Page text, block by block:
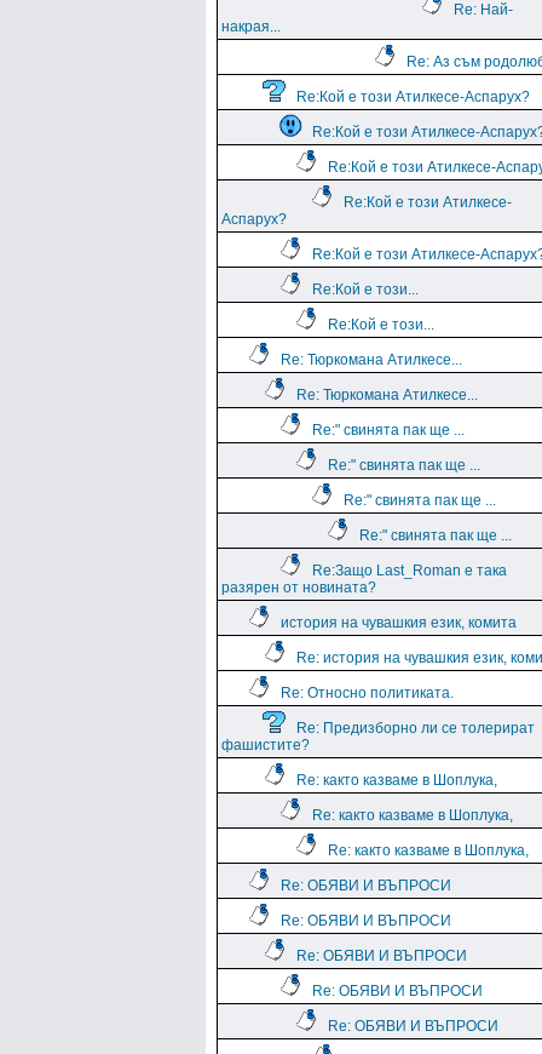
Re: Най-
накрая...
Re: Аз съм
Re:Кой е този Атилкесе-Аспарух?
Re:Кой е този Атилкесе-
Re:Кой е този Атилкесе-
Re:Кой е този Атилкесе-
Аспарух?
Re:Кой е този Атилкесе-
Re:Кой е този...
Re:Кой е този...
Re: Тюркомана Атилкесе...
Re: Тюркомана Атилкесе...
Re:" свинята пак ще ...
Re:" свинята пак ще ...
Re:" свинята пак ще ...
Re:" свинята пак ще ...
Re:Защо Last_Roman e така
разярен от новината?
история на чувашкия език, комита
Re: история на чувашкия език,
Re: Относно политиката.
Re: Предизборно ли се толерират
фашистите?
Re: както казваме в Шоплука,
Re: както казваме в Шоплука,
Re: както казваме в Шоплука,
Re: ОБЯВИ И ВЪПРОСИ
Re: ОБЯВИ И ВЪПРОСИ
Re: ОБЯВИ И ВЪПРОСИ
Re: ОБЯВИ И ВЪПРОСИ
Re: ОБЯВИ И ВЪПРОСИ